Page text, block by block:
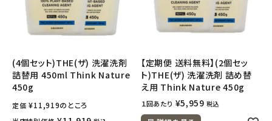
キッチン用品
フード・ドリンク
ブランド
(4個セット)THE(ザ) 洗濯洗剤
詰替用 450ml Think Nature
450g
定価 ¥11,919のところ
【定期便 送料無料】(2個セッ
ト)THE(ザ) 洗濯洗剤 詰め替
え用 Think Nature 450g
１回あたり ¥5,959 税込